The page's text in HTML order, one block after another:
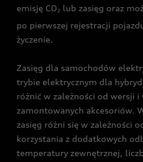
emisję CO2 lub zasięg oraz
po pierwszej rejestracji
życzenie.
Zasięg dla samochodów
trybie elektrycznym dla
różnić w zależności od wersji i
zamontowanych akcesoriów.
zasięg różni się w zależności
korzystania z dodatkowych
temperatury zewnętrznej,